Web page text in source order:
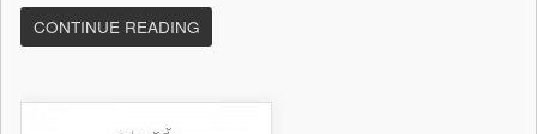
CONTINUE READING